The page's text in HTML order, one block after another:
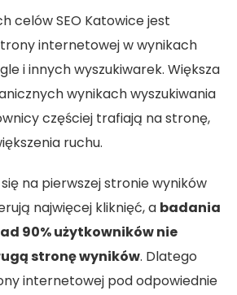
celówSEO Katowicejest
internetowej w wynikach
i innych wyszukiwarek. Większa
wynikach wyszukiwania
częściej trafiają na stronę,
ruchu.
na pierwszej stronie wyników
najwięcej kliknięć, a badania
90% użytkowników nie
stronę wyników. Dlatego
internetowej pod odpowiednie